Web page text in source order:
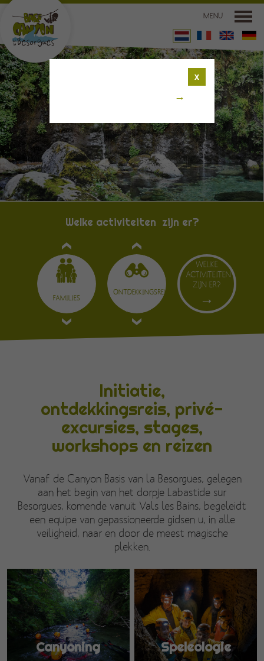
TARIEVEN EN RESERVERINGEN
CONTACT
MENU
Welke activiteiten zijn er?
FAMILIES
ONTDEKKINGSREIS
WELKE
ACTIVITEITEN
ZIJN ER?
Initiatie,
ontdekkingsreis, privé-
excursies, stages,
workshops en reizen
Vanaf de Canyon Basis van la Besorgues, gelegen
aan het begin van het dorpje Labastide sur
Besorgues, komende vanuit Vals les Bains, begeleidt
een equipe van gepassioneerde gidsen u, in alle
veiligheid, naar en door de meest magische
plekken.
Canyoning Speleologie
X